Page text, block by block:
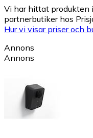
Vi har hittat produkten
partnerbutiker hos
Hur vi visar priser och
Annons
Annons